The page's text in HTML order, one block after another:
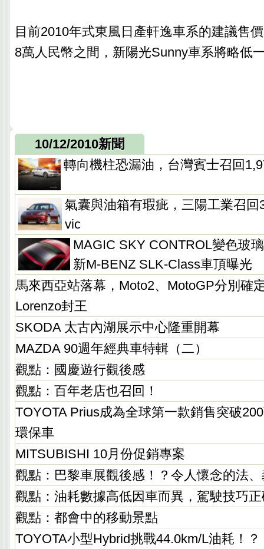
目前2010年式東風日產軒逸車系的建議售
8萬人民幣之間，新陽光Sunny車系將略低
10/12/2010新聞
轉向機柱恐漏油，台灣賓士召回
氣囊與油箱有瑕疵，三陽工業召回
vic
MAGIC SKY CONTROL變色玻
新M-BENZ SLK-Class車頂曝光
馬來西亞站落幕，Moto2、MotoGP分別確
Lorenzo封王
SKODA 太古內湖展示中心隆重開幕
MAZDA 90週年經典車特輯（二）
觀點：國慶遊行觀後感
觀點：百年老店也召回！
TOYOTA Prius成為全球第一款銷售突破
環保車
MITSUBISHI 10月份促銷專案
觀點：巴黎車展觀後感！？令人懷念的法
觀點：油耗數據高低因車而異，駕駛技巧
觀點：都會中的移動景點
TOYOTA小型Hybrid挑戰44.0km/L油耗！？